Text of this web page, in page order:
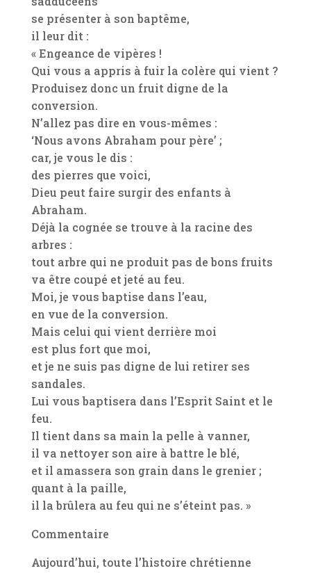
se présenter à son baptême,
il leur dit :
« Engeance de vipères !
Qui vous a appris à fuir la colère qui vient ?
Produisez donc un fruit digne de la
conversion.
N’allez pas dire en vous-mêmes :
‘Nous avons Abraham pour père’ ;
car, je vous le dis :
des pierres que voici,
Dieu peut faire surgir des enfants à
Abraham.
Déjà la cognée se trouve à la racine des
arbres :
tout arbre qui ne produit pas de bons fruits
va être coupé et jeté au feu.
Moi, je vous baptise dans l’eau,
en vue de la conversion.
Mais celui qui vient derrière moi
est plus fort que moi,
et je ne suis pas digne de lui retirer ses
sandales.
Lui vous baptisera dans l’Esprit Saint et le
feu.
Il tient dans sa main la pelle à vanner,
il va nettoyer son aire à battre le blé,
et il amassera son grain dans le grenier ;
quant à la paille,
il la brûlera au feu qui ne s’éteint pas. »
Commentaire
Aujourd’hui, toute l’histoire chrétienne